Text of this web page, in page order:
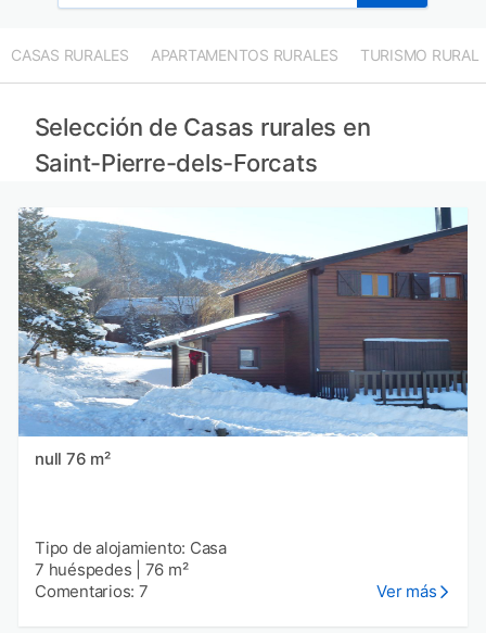
CASAS RURALES APARTAMENTOS RURALES TURISMO RURAL
Selección de Casas rurales en
Saint-Pierre-dels-Forcats
null 76 m²
Tipo de alojamiento: Casa
7 huéspedes
76 m²
Comentarios: 7
Ver más